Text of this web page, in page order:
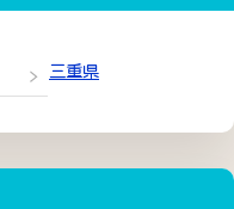
三重県